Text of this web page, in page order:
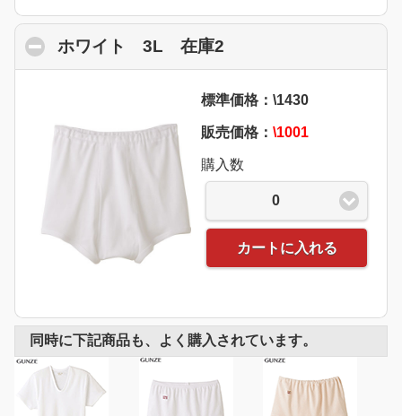
ホワイト 3L 在庫2
標準価格：\1430
販売価格： \1001
購入数
0
カートに入れる
同時に下記商品も、よく購入されています。